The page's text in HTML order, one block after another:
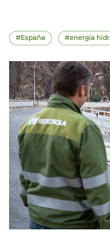
España energía hidroeléctrica